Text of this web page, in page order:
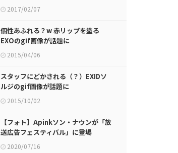
2017/02/07
個性あふれる？w 赤リップを塗る
EXOのgif画像が話題に
2015/04/06
スタッフにどかされる（？）EXIDソ
ルジのgif画像が話題に
2015/10/02
【フォト】Apinkソン・ナウンが「放
送広告フェスティバル」に登場
2020/07/16